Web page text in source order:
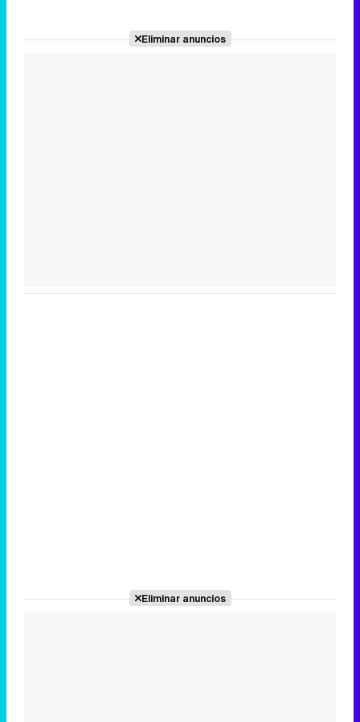
Eliminar anuncios
Eliminar anuncios